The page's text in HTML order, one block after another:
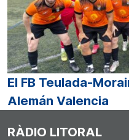
El FB Teulada-
Alemán Valencia
RÀDIO LITORAL